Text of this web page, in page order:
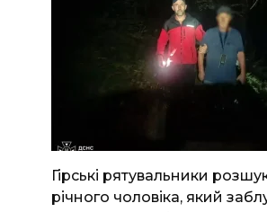
Гірські рятувальники
річного чоловіка, який